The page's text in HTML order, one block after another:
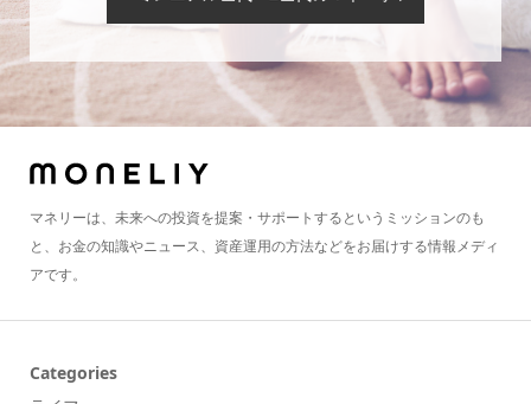
マネリーは、未来への投資を提案・サポートするというミッションのも
と、お金の知識やニュース、資産運用の方法などをお届けする情報メディ
アです。
Categories